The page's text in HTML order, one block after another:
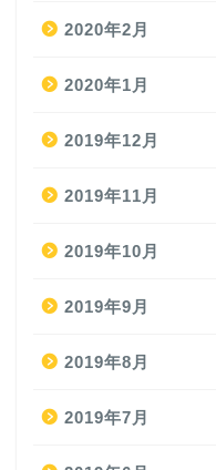
2020年2月
2020年1月
2019年12月
2019年11月
2019年10月
2019年9月
2019年8月
2019年7月